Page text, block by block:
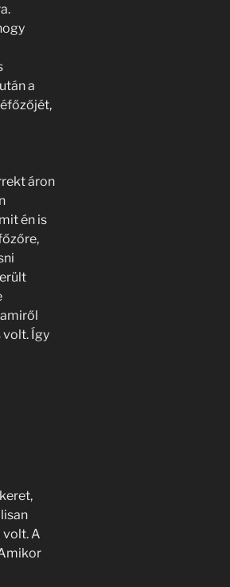
a
áron
én is
volt. Így
A